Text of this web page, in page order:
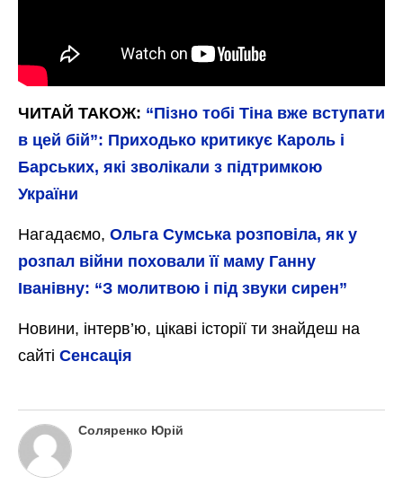
ЧИТАЙ ТАКОЖ: “Пізно тобі Тіна вже вступати
в цей бій”: Приходько критикує Кароль і
Барських, які зволікали з підтримкою
України
Нагадаємо, Ольга Сумська розповіла, як у
розпал війни поховали її маму Ганну
Іванівну: “З молитвою і під звуки сирен”
Новини, інтерв’ю, цікаві історії ти знайдеш на
сайті Сенсація
Соляренко Юрій